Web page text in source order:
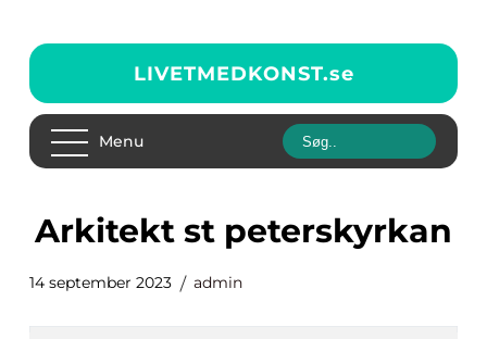
LIVETMEDKONST.se
Menu
arkitekt st peterskyrkan
14 september 2023 admin